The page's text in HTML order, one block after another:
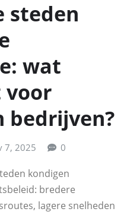
steden
wat
bedrijven?
7, 2025 0
kondigen
bredere
lagere snelheden